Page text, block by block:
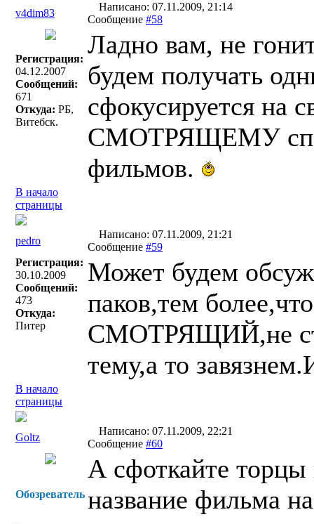
v4dim83
Написано: 07.11.2009, 21:14
Сообщение #58
Регистрация:
04.12.2007
Сообщений:
671
Откуда: РБ,
Витебск.
Ладно вам, не
будем получать
сфокусируется на
СМОТРЯЩЕМУ
фильмов.
В начало
страницы
pedro
Написано: 07.11.2009, 21:21
Сообщение #59
Регистрация:
30.10.2009
Сообщений:
473
Откуда:
Питер
Может будем
паков,тем
СМОТРЯЩИЙ,не
тему,а то
В начало
страницы
Goltz
Написано: 07.11.2009, 22:21
Сообщение #60
Обозреватель
А сфоткайте
название фильма